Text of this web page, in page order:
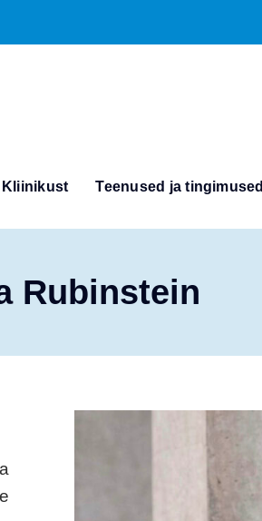
Kliinikust Teenused ja tingimused
Rubinstein